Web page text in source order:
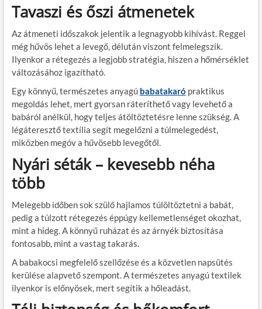
Tavaszi és őszi átmenetek
Az átmeneti időszakok jelentik a legnagyobb kihívást. Reggel
még hűvös lehet a levegő, délután viszont felmelegszik.
Ilyenkor a rétegezés a legjobb stratégia, hiszen a hőmérséklet
változásához igazítható.
Egy könnyű, természetes anyagú babatakaró praktikus
megoldás lehet, mert gyorsan ráteríthető vagy levehető a
babáról anélkül, hogy teljes átöltöztetésre lenne szükség. A
légáteresztő textília segít megelőzni a túlmelegedést,
miközben megóv a hűvösebb levegőtől.
Nyári séták – kevesebb néha
több
Melegebb időben sok szülő hajlamos túlöltöztetni a babát,
pedig a túlzott rétegezés éppúgy kellemetlenséget okozhat,
mint a hideg. A könnyű ruházat és az árnyék biztosítása
fontosabb, mint a vastag takarás.
A babakocsi megfelelő szellőzése és a közvetlen napsütés
kerülése alapvető szempont. A természetes anyagú textilek
ilyenkor is előnyösek, mert segítik a hőleadást.